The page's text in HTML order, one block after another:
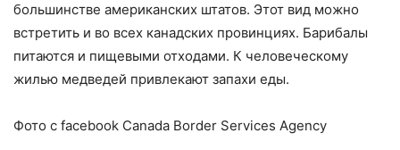
большинстве американских штатов. Этот вид можно
встретить и во всех канадских провинциях. Барибалы
питаются и пищевыми отходами. К человеческому
жилью медведей привлекают запахи еды.
Фото с facebook Canada Border Services Agency